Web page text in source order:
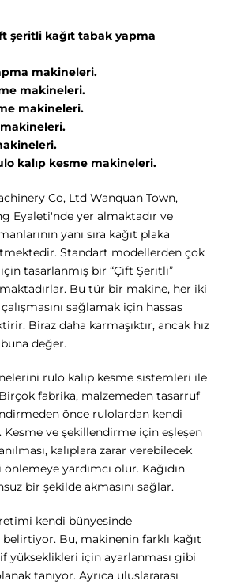
şeritli kağıt tabak yapma
makineleri.
makineleri.
makineleri.
kalıp kesme makineleri.
Co, Ltd Wanquan Town,
Eyaleti'nde yer almaktadır ve
yanı sıra kağıt plaka
Standart modellerden çok
tasarlanmış bir “Çift Şeritli”
Bu tür bir makine, her iki
sağlamak için hassas
Biraz daha karmaşıktır, ancak hız
değer.
rulo kalıp kesme sistemleri ile
fabrika, malzemeden tasarruf
önce rulolardan kendi
Kesme ve şekillendirme için eşleşen
kalıplara zarar verebilecek
yardımcı olur. Kağıdın
bir şekilde akmasını sağlar.
kendi bünyesinde
Bu, makinenin farklı kağıt
yükseklikleri için ayarlanması gibi
tanıyor. Ayrıca uluslararası